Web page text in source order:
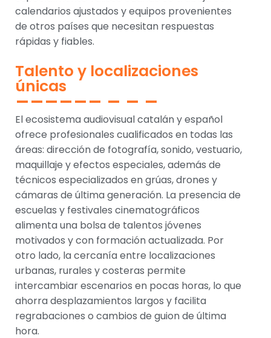
calendarios ajustados y equipos provenientes
de otros países que necesitan respuestas
rápidas y fiables.
Talento y localizaciones
únicas
El ecosistema audiovisual catalán y español
ofrece profesionales cualificados en todas las
áreas: dirección de fotografía, sonido, vestuario,
maquillaje y efectos especiales, además de
técnicos especializados en grúas, drones y
cámaras de última generación. La presencia de
escuelas y festivales cinematográficos
alimenta una bolsa de talentos jóvenes
motivados y con formación actualizada. Por
otro lado, la cercanía entre localizaciones
urbanas, rurales y costeras permite
intercambiar escenarios en pocas horas, lo que
ahorra desplazamientos largos y facilita
regrabaciones o cambios de guion de última
hora.